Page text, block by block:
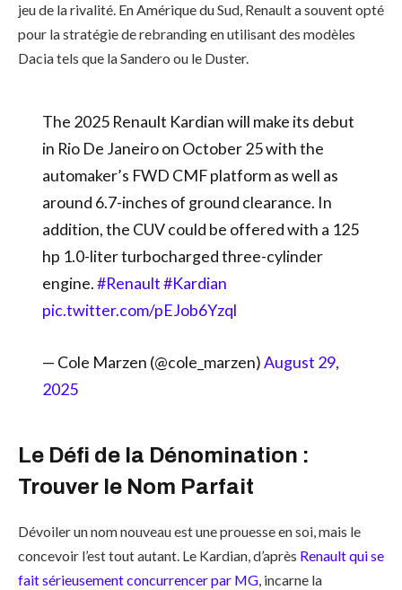
jeu de la rivalité. En Amérique du Sud, Renault a souvent opté
pour la stratégie de rebranding en utilisant des modèles
Dacia tels que la Sandero ou le Duster.
The 2025 Renault Kardian will make its debut
in Rio De Janeiro on October 25 with the
automaker’s FWD CMF platform as well as
around 6.7-inches of ground clearance. In
addition, the CUV could be offered with a 125
hp 1.0-liter turbocharged three-cylinder
engine.#Renault#Kardian
pic.twitter.com/pEJob6Yzql
— Cole Marzen (@cole_marzen)August 29,
2025
Le Défi de la Dénomination :
Trouver le Nom Parfait
Dévoiler un nom nouveau est une prouesse en soi, mais le
concevoir l’est tout autant. Le Kardian, d’après Renault qui se
fait sérieusement concurrencer par MG, incarne la